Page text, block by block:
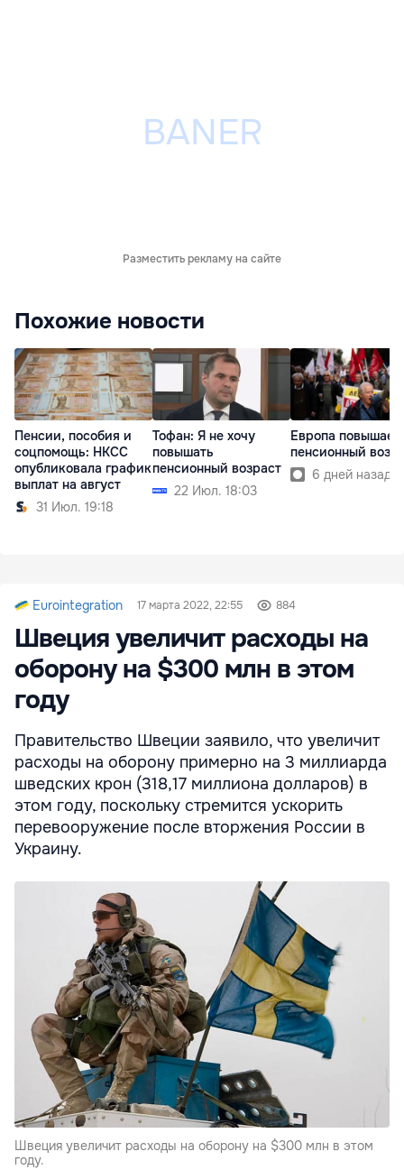
Разместить рекламу на сайте
Похожие новости
Пенсии, пособия и
соцпомощь: НКСС
опубликовала график
выплат на август
31 Июл. 19:18
Тофан: Я не хочу
повышать
пенсионный возраст
22 Июл. 18:03
Европа повышает
пенсионный
6 дней назад
Eurointegration 17 марта 2022, 22:55 884
Швеция увеличит расходы на
оборону на $300 млн в этом
году
Правительство Швеции заявило, что увеличит
расходы на оборону примерно на 3 миллиарда
шведских крон (318,17 миллиона долларов) в
этом году, поскольку стремится ускорить
перевооружение после вторжения России в
Украину.
Швеция увеличит расходы на оборону на $300 млн в этом
году.